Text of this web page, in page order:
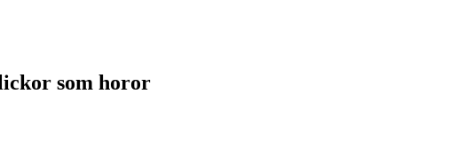
som horor